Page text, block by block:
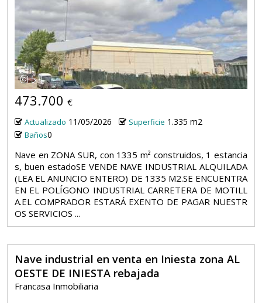
5
473.700 €
Actualizado 11/05/2026 Superficie 1.335 m2
Baños0
Nave en ZONA SUR, con 1335 m² construidos, 1 estancia
s, buen estadoSE VENDE NAVE INDUSTRIAL ALQUILADA
(LEA EL ANUNCIO ENTERO) DE 1335 M2.SE ENCUENTRA
EN EL POLÍGONO INDUSTRIAL CARRETERA DE MOTILL
A.EL COMPRADOR ESTARÁ EXENTO DE PAGAR NUESTR
OS SERVICIOS ...
Nave industrial en venta en Iniesta zona AL
OESTE DE INIESTA rebajada
Francasa Inmobiliaria